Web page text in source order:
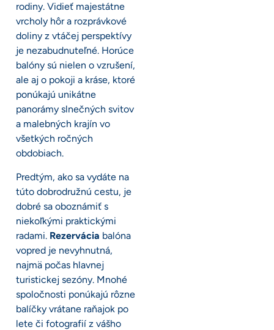
rodiny. Vidieť majestátne
vrcholy hôr a rozprávkové
doliny z vtáčej perspektívy
je nezabudnuteľné. Horúce
balóny sú nielen o vzrušení,
ale aj o pokoji a kráse, ktoré
ponúkajú unikátne
panorámy slnečných svitov
a malebných krajín vo
všetkých ročných
obdobiach.
Predtým, ako sa vydáte na
túto dobrodružnú cestu, je
dobré sa oboznámiť s
niekoľkými praktickými
radami. Rezervácia balóna
vopred je nevyhnutná,
najmä počas hlavnej
turistickej sezóny. Mnohé
spoločnosti ponúkajú rôzne
balíčky vrátane raňajok po
lete či fotografií z vášho